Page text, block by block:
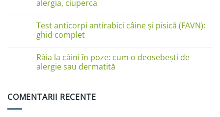
soluții
de
pisici
în
imagini:
ciupercă,
alergii
și
alergia, ciuperca
Boli
de
câini
în
poze:
ciuperca
Test anticorpi antirabici câine și pisică (FAVN):
ghid complet
la
Test
anticorpi
pisică
Râia la câini în poze: cum o deosebești de
alergie sau dermatită
Râia
COMENTARII RECENTE